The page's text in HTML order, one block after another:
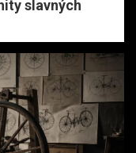
slavných